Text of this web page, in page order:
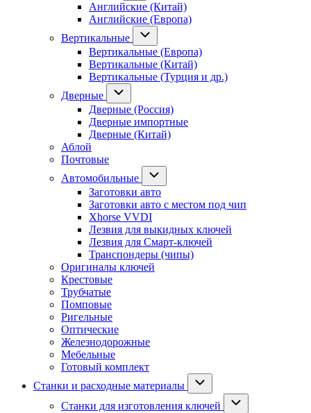
Английские (Китай)
Английские (Европа)
Вертикальные
Вертикальные (Европа)
Вертикальные (Китай)
Вертикальные (Турция и др.)
Дверные
Дверные (Россия)
Дверные импортные
Дверные (Китай)
Аблой
Почтовые
Автомобильные
Заготовки авто
Заготовки авто с местом под чип
Xhorse VVDI
Лезвия для выкидных ключей
Лезвия для Смарт-ключей
Транспондеры (чипы)
Оригиналы ключей
Крестовые
Трубчатые
Помповые
Ригельные
Оптические
Железнодорожные
Мебельные
Готовый комплект
Станки и расходные материалы
Станки для изготовления ключей